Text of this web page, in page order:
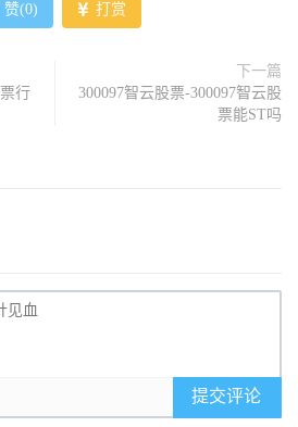
赞(0) 打赏
行
下一篇
300097智云股票-300097智云股
票能ST吗
提交评论